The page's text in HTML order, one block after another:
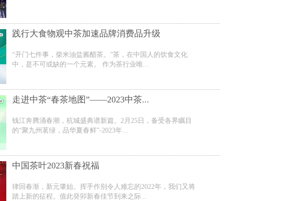
践行大食物观中茶加速品牌消费品升级
“开门七件事，柴米油盐酱醋茶。”茶，在中国人的饮食文化
中，是不可或缺的一个元素。 作为茶行业唯...
走进中茶“春茶地图”——2023中茶...
钱江奔腾涌春潮，杭城盛典谱新篇。2月25日，备受各界瞩目
的“聚九州茗绿，品华夏春鲜”-2023年...
中国茶叶2023新春祝福
律回春渐，新元肇始。挥手作别令人难忘的2022年，我们又将
踏上新的征程。值此癸卯新春佳节到来之际...